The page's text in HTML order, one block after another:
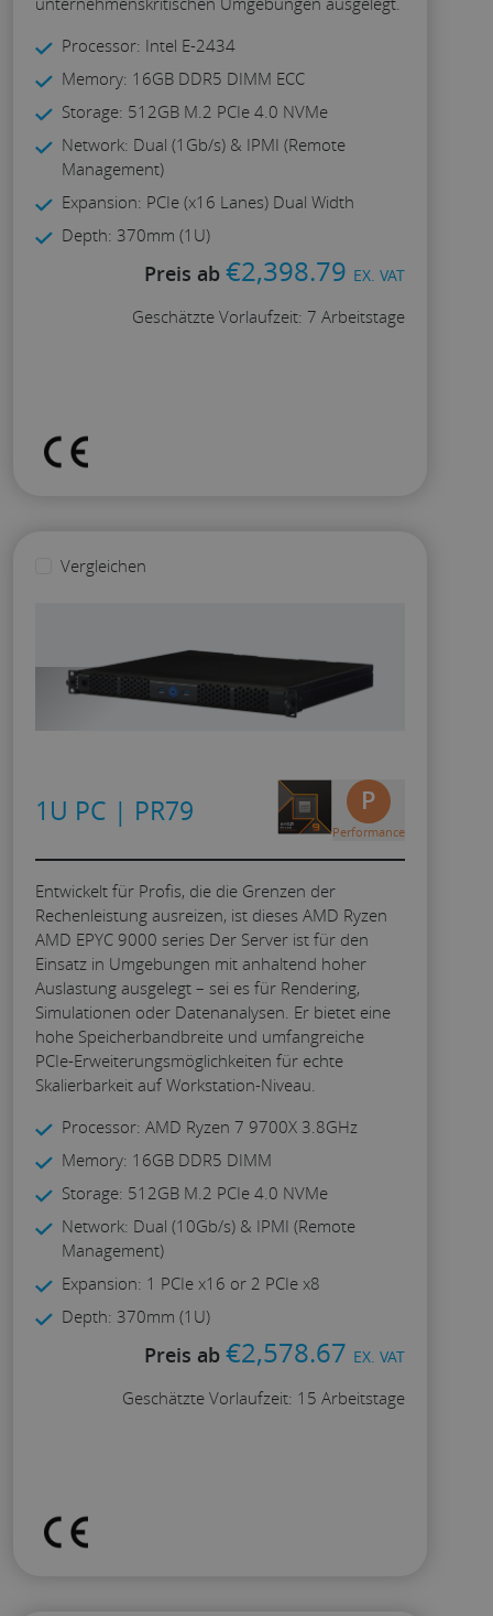
Processor: Intel E-2434
Memory: 16GB DDR5 DIMM ECC
Storage: 512GB M.2 PCIe 4.0 NVMe
Network: Dual (1Gb/s) & IPMI (Remote
Management)
Expansion: PCIe (x16 Lanes) Dual Width
Depth: 370mm (1U)
Preis ab €2,398.79 EX. VAT
Geschätzte Vorlaufzeit: 7 Arbeitstage
Vergleichen
1U PC | PR79 P
Performance
Entwickelt für Profis, die die Grenzen der
Rechenleistung ausreizen, ist dieses AMD Ryzen
AMD EPYC 9000 series Der Server ist für den
Einsatz in Umgebungen mit anhaltend hoher
Auslastung ausgelegt – sei es für Rendering,
Simulationen oder Datenanalysen. Er bietet eine
hohe Speicherbandbreite und umfangreiche
PCIe-Erweiterungsmöglichkeiten für echte
Skalierbarkeit auf Workstation-Niveau.
Processor: AMD Ryzen 7 9700X 3.8GHz
Memory: 16GB DDR5 DIMM
Storage: 512GB M.2 PCIe 4.0 NVMe
Network: Dual (10Gb/s) & IPMI (Remote
Management)
Expansion: 1 PCIe x16 or 2 PCIe x8
Depth: 370mm (1U)
Preis ab €2,578.67 EX. VAT
Geschätzte Vorlaufzeit: 15 Arbeitstage